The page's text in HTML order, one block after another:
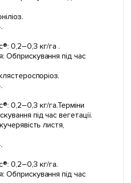
0,2–0,3 кг/га .
Обприскування під час
0,2–0,3 кг/га.Терміни
під час вегетації.
листя,
0,2–0,3 кг/га.
Обприскування під час